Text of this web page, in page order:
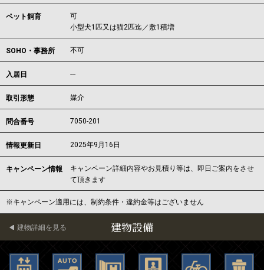
ペット飼育
可
小型犬1匹又は猫2匹迄／敷1積増
SOHO・事務所 不可
入居日 ---
取引形態 媒介
問合番号 7050-201
情報更新日 2025年9月16日
キャンペーン情報
キャンペーン詳細内容やお見積り等は、即日ご案内をさせ
て頂きます
※キャンペーン適用には、制約条件・違約金等はございません
建物設備
建物詳細を見る